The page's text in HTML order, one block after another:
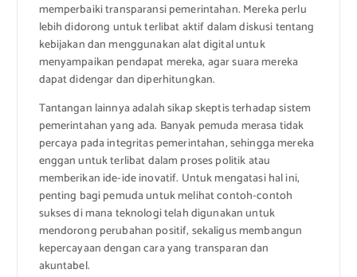
memperbaiki transparansi pemerintahan. Mereka perlu
lebih didorong untuk terlibat aktif dalam diskusi tentang
kebijakan dan menggunakan alat digital untuk
menyampaikan pendapat mereka, agar suara mereka
dapat didengar dan diperhitungkan.
Tantangan lainnya adalah sikap skeptis terhadap sistem
pemerintahan yang ada. Banyak pemuda merasa tidak
percaya pada integritas pemerintahan, sehingga mereka
enggan untuk terlibat dalam proses politik atau
memberikan ide-ide inovatif. Untuk mengatasi hal ini,
penting bagi pemuda untuk melihat contoh-contoh
sukses di mana teknologi telah digunakan untuk
mendorong perubahan positif, sekaligus membangun
kepercayaan dengan cara yang transparan dan
akuntabel.